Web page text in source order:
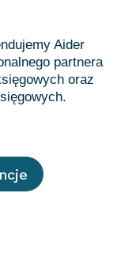
Aider
partnera
oraz